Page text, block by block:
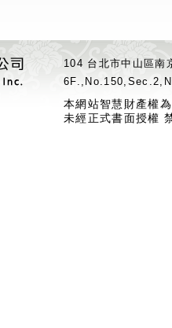
104 台北市中山區
本網站智慧財產權
未經正式書面授權